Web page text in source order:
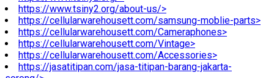
https://www.tsiny2.org/about-us/>
https://cellularwarehousett.com/samsung-moblie-parts>
https://cellularwarehousett.com/Cameraphones>
https://cellularwarehousett.com/Vintage>
https://cellularwarehousett.com/Accessories>
https://jasatitipan.com/jasa-titipan-barang-jakarta-